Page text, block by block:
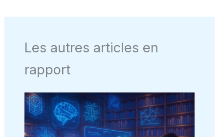
Les autres articles en
rapport